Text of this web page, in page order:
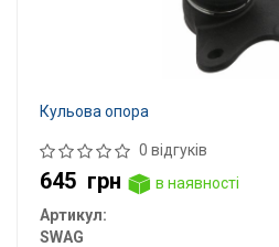
Кульова опора
0 відгуків
645 грн
в наявності
Артикул:
SWAG